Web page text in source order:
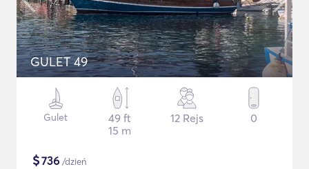
GULET 49
Gulet
49 ft
15 m
12 Rejs 0
$736 /dzień